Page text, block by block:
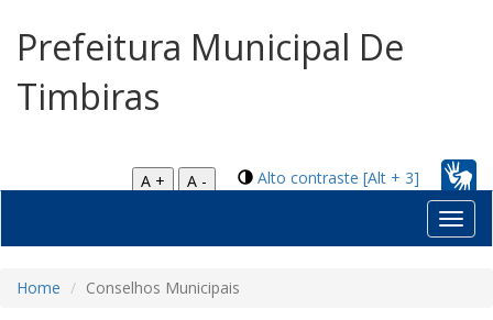
Prefeitura Municipal De
Timbiras
Alto contraste [Alt + 3]
A +
A -
Home Conselhos Municipais